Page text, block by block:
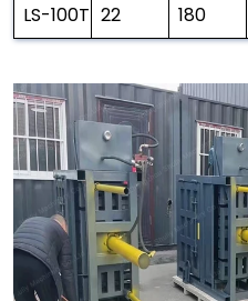
LS-100T 22 180